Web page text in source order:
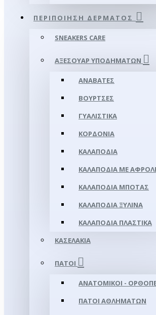
ΠΕΡΙΠΟΊΗΣΗ ΔΈΡΜΑΤΟΣ
SNEAKERS CARE
ΑΞΕΣΟΥΑΡ ΥΠΟΔΗΜΆΤΩΝ
ΑΝΑΒΆΤΕΣ
ΒΟΎΡΤΣΕΣ
ΓΥΑΛΙΣΤΙΚΆ
ΚΟΡΔΌΝΙΑ
ΚΑΛΑΠΌΔΙΑ
ΚΑΛΑΠΌΔΙΑ ΜΕ
ΚΑΛΑΠΌΔΙΑ ΜΠΌΤΑΣ
ΚΑΛΑΠΌΔΙΑ ΞΎΛΙΝΑ
ΚΑΛΑΠΌΔΙΑ ΠΛΑΣΤΙΚΆ
ΚΑΣΕΛΆΚΙΑ
ΠΆΤΟΙ
ΑΝΑΤΟΜΙΚΟΊ -
ΠΆΤΟΙ ΑΘΛΗΜΆΤΩΝ